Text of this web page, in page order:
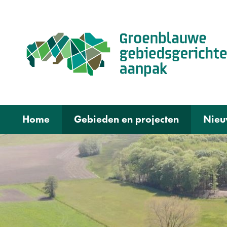
Home Gebieden en projecten